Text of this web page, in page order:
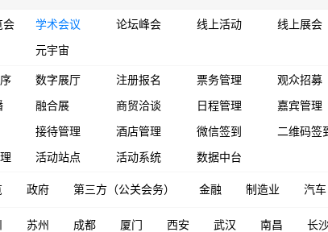
会 学术会议 论坛峰会 线上活动 线上展会
元宇宙
数字展厅 注册报名 票务管理 观众招募
融合展 商贸洽谈 日程管理 嘉宾管理
接待管理 酒店管理 微信签到 二维码签
活动站点 活动系统 数据中台
政府 第三方（公关会务） 金融 制造业 汽车
苏州 成都 厦门 西安 武汉 南昌 长